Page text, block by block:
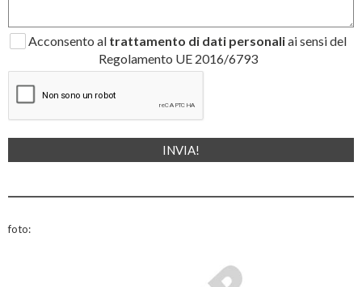
Acconsento al trattamento di dati personaliai sensi del
Regolamento UE 2016/6793
foto: